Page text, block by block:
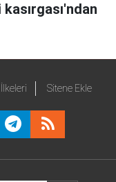
Sitene Ekle